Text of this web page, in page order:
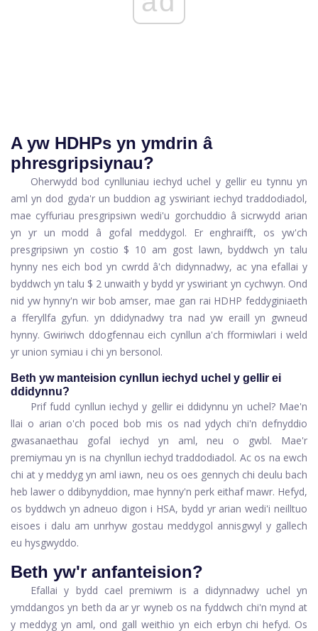
A yw HDHPs yn ymdrin â
phresgripsiynau?
Oherwydd bod cynlluniau iechyd uchel y gellir eu tynnu yn
aml yn dod gyda'r un buddion ag yswiriant iechyd traddodiadol,
mae cyffuriau presgripsiwn wedi'u gorchuddio â sicrwydd arian
yn yr un modd â gofal meddygol. Er enghraifft, os yw'ch
presgripsiwn yn costio $ 10 am gost lawn, byddwch yn talu
hynny nes eich bod yn cwrdd â'ch didynnadwy, ac yna efallai y
byddwch yn talu $ 2 unwaith y bydd yr yswiriant yn cychwyn. Ond
nid yw hynny'n wir bob amser, mae gan rai HDHP feddyginiaeth
a fferyllfa gyfun. yn ddidynadwy tra nad yw eraill yn gwneud
hynny. Gwiriwch ddogfennau eich cynllun a'ch fformiwlari i weld
yr union symiau i chi yn bersonol.
Beth yw manteision cynllun iechyd uchel y gellir ei
ddidynnu?
Prif fudd cynllun iechyd y gellir ei ddidynnu yn uchel? Mae'n
llai o arian o'ch poced bob mis os nad ydych chi'n defnyddio
gwasanaethau gofal iechyd yn aml, neu o gwbl. Mae'r
premiymau yn is na chynllun iechyd traddodiadol. Ac os na ewch
chi at y meddyg yn aml iawn, neu os oes gennych chi deulu bach
heb lawer o ddibynyddion, mae hynny'n perk eithaf mawr. Hefyd,
os byddwch yn adneuo digon i HSA, bydd yr arian wedi'i neilltuo
eisoes i dalu am unrhyw gostau meddygol annisgwyl y gallech
eu hysgwyddo.
Beth yw'r anfanteision?
Efallai y bydd cael premiwm is a didynnadwy uchel yn
ymddangos yn beth da ar yr wyneb os na fyddwch chi'n mynd at
y meddyg yn aml, ond gall weithio yn eich erbyn chi hefyd. Os